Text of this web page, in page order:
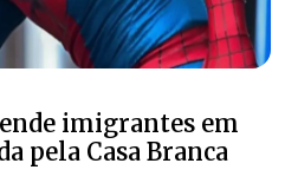
imigrantes em
pela Casa Branca